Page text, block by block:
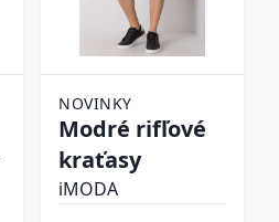
NOVINKY
Modré rifľové
kraťasy
iMODA